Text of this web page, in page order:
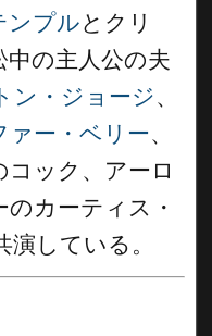
ンプルとクリ
の主人公の夫
ン・ジョージ、
ァー・ベリー、
ック、アーロ
カーティス・
している。